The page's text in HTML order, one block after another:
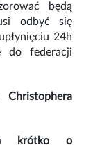
będą
odbyć się
24h
do federacji
krótko o